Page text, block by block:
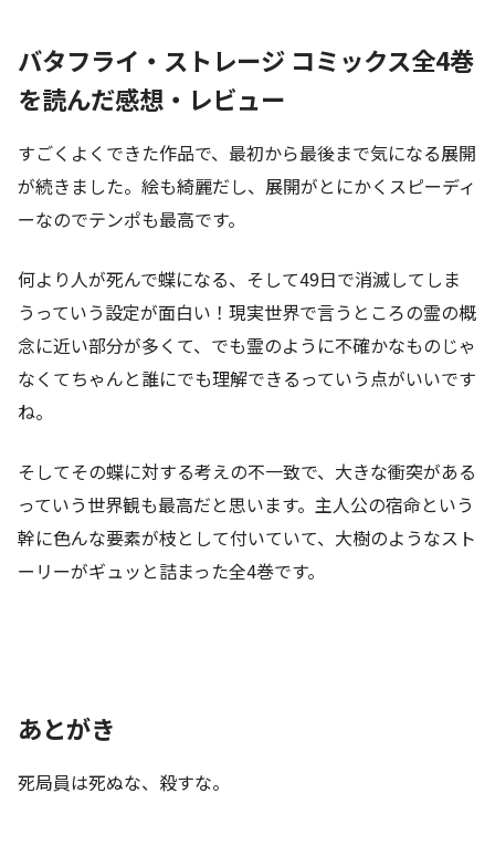
バタフライ・ストレージ コミックス全4巻
を読んだ感想・レビュー
すごくよくできた作品で、最初から最後まで気になる展開
が続きました。絵も綺麗だし、展開がとにかくスピーディ
ーなのでテンポも最高です。
何より人が死んで蝶になる、そして49日で消滅してしま
うっていう設定が面白い！現実世界で言うところの霊の概
念に近い部分が多くて、でも霊のように不確かなものじゃ
なくてちゃんと誰にでも理解できるっていう点がいいです
ね。
そしてその蝶に対する考えの不一致で、大きな衝突がある
っていう世界観も最高だと思います。主人公の宿命という
幹に色んな要素が枝として付いていて、大樹のようなスト
ーリーがギュッと詰まった全4巻です。
あとがき
死局員は死ぬな、殺すな。